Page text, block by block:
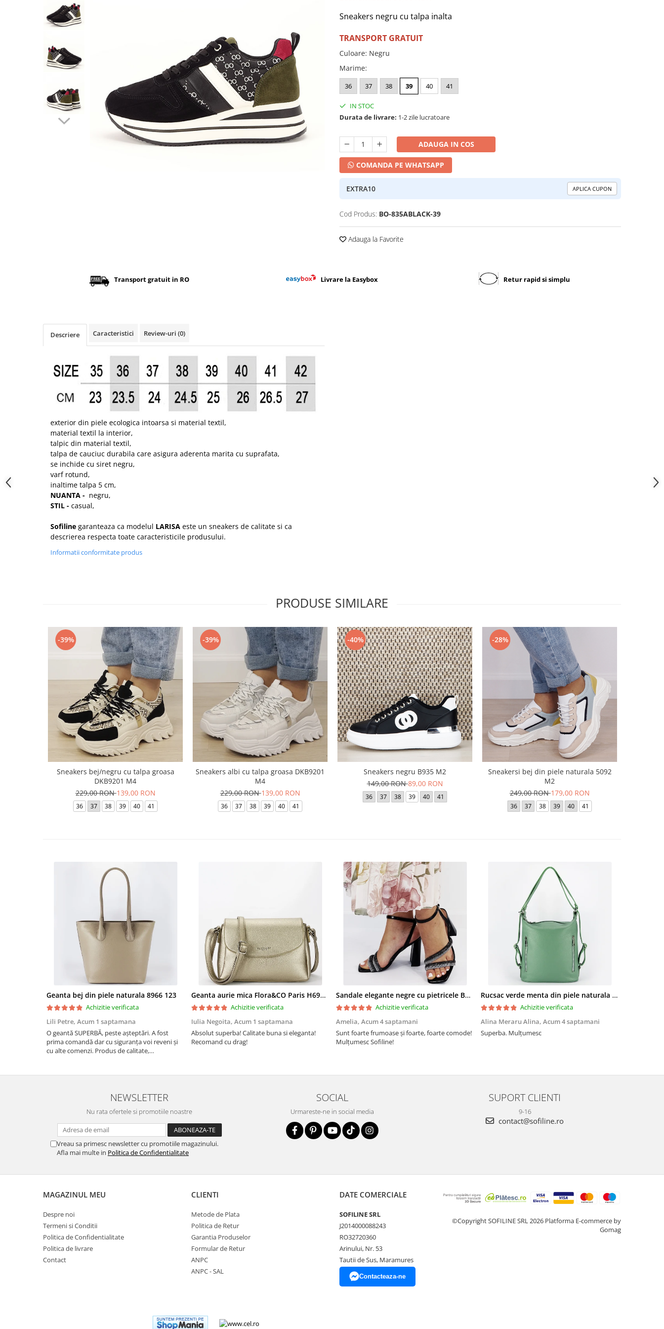
Incaltamine primavara-vara piele
Imbracaminte
Blugi si pantaloni
Pulovere si cardigane
Incaltaminte toamna-iarna piele
Sneakers negru cu talpa inalta
TRANSPORT GRATUIT
Culoare: Negru
Marime:
36 37 38 39 40 41
IN STOC
Durata de livrare: 1-2 zile lucratoare
ADAUGA IN COS
COMANDA PE WHATSAPP
EXTRA10 APLICA CUPON
Cod Produs: BO-835ABLACK-39
Adauga la Favorite
Transport gratuit in RO Livrare la Easybox Retur rapid si simplu
Descriere Caracteristici Review-uri (0)
exterior din piele ecologica intoarsa si material textil,
material textil la interior,
talpic din material textil,
talpa de cauciuc durabila care asigura aderenta marita cu suprafata,
se inchide cu siret negru,
varf rotund,
inaltime talpa 5 cm,
NUANTA - negru,
STIL - casual,
Sofiline garanteaza ca modelul LARISA este un sneakers de calitate si ca
descrierea respecta toate caracteristicile produsului.
Informatii conformitate produs
PRODUSE SIMILARE
-39%
Sneakers bej/negru cu talpa groasa
DKB9201 M4
229,00 RON139,00 RON
36 37 38 39 40 41
-39%
Sneakers albi cu talpa groasa DKB9201
M4
229,00 RON139,00 RON
36 37 38 39 40 41
-40%
Sneakers negru B935 M2
149,00 RON89,00 RON
36 37 38 39 40 41
-28%
Sneakersi bej din piele naturala 5092
M2
249,00 RON179,00 RON
36 37 38 39 40 41
Geanta bej din piele naturala 8966 123
Achizitie verificata
Lili Petre, Acum 1 saptamana
O geantă SUPERBĂ, peste așteptări. A fost
prima comandă dar cu siguranța voi reveni și
cu alte comenzi. Produs de calitate,
SOFILINE!!!
Geanta aurie mica Flora&CO Paris H6930 16
Achizitie verificata
Iulia Negoita, Acum 1 saptamana
Absolut superba! Calitate buna si eleganta!
Recomand cu drag!
Sandale elegante negre cu pietricele BZF8778 M12
Achizitie verificata
Amelia, Acum 4 saptamani
Sunt foarte frumoase şi foarte, foarte comode!
Mulţumesc Sofiline!
Rucsac verde menta din piele naturala 2 in 1 Lucia 121
Achizitie verificata
Alina Meraru Alina, Acum 4 saptamani
Superba. Mulțumesc
NEWSLETTER
Nu rata ofertele si promotiile noastre
Vreau sa primesc newsletter cu promotiile magazinului.
Afla mai multe in Politica de Confidentialitate
SOCIAL
Urmareste-ne in social media
SUPORT CLIENTI
9-16
contact@sofiline.ro
MAGAZINUL MEU
Despre noi
Termeni si Conditii
Politica de Confidentialitate
Politica de livrare
Contact
CLIENTI
Metode de Plata
Politica de Retur
Garantia Produselor
Formular de Retur
ANPC
ANPC - SAL
DATE COMERCIALE
SOFILINE SRL
J2014000088243
RO32720360
Arinului, Nr. 53
Tautii de Sus, Maramures
Contacteaza-ne
©Copyright SOFILINE SRL 2026 Platforma E-commerce by
Gomag